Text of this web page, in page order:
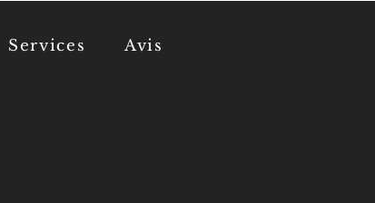
Services Avis